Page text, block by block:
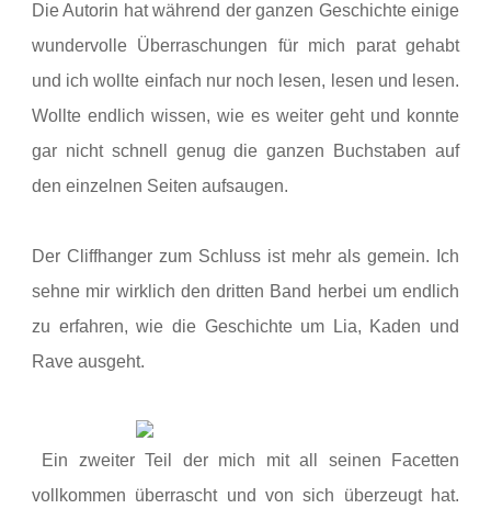
Die Autorin hat während der ganzen Geschichte einige
wundervolle Überraschungen für mich parat gehabt
und ich wollte einfach nur noch lesen, lesen und lesen.
Wollte endlich wissen, wie es weiter geht und konnte
gar nicht schnell genug die ganzen Buchstaben auf
den einzelnen Seiten aufsaugen.
Der Cliffhanger zum Schluss ist mehr als gemein. Ich
sehne mir wirklich den dritten Band herbei um endlich
zu erfahren, wie die Geschichte um Lia, Kaden und
Rave ausgeht.
Ein zweiter Teil der mich mit all seinen Facetten
vollkommen überrascht und von sich überzeugt hat.